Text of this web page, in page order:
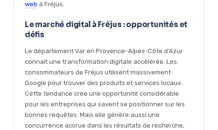
web à Fréjus.
Le marché digital à Fréjus : opportunités et
défis
Le département Var en Provence-Alpes-Côte d'Azur
connaît une transformation digitale accélérée. Les
consommateurs de Fréjus utilisent massivement
Google pour trouver des produits et services locaux.
Cette tendance crée une opportunité considérable
pour les entreprises qui savent se positionner sur les
bonnes requêtes. Mais elle génère aussi une
concurrence accrue dans les résultats de recherche,